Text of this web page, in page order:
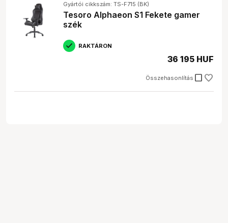
Gyártói cikkszám: TS-F715 (BK)
Tesoro Alphaeon S1 Fekete gamer
szék
RAKTÁRON
Összehasonlítás check_box_outline_blank
36 195 HUF